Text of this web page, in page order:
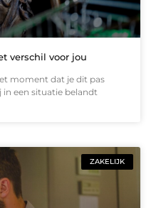
verschil voor jou
moment dat je dit pas
een situatie belandt
ZAKELIJK